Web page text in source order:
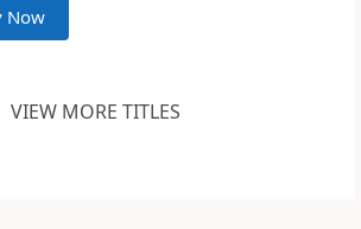
Now
VIEW MORE TITLES